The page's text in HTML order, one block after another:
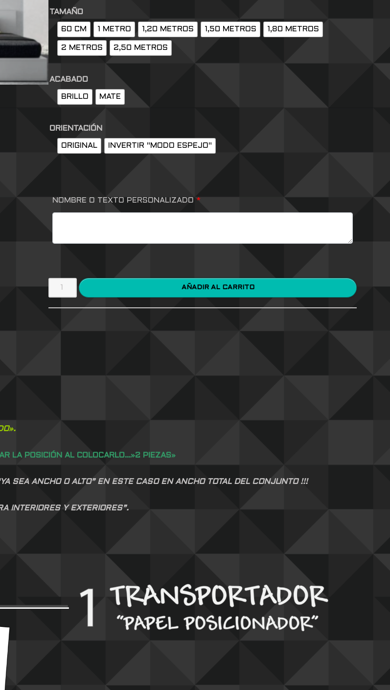
TAMAÑO
60 CM 1 METRO 1,20 METROS 1,50 METROS 1,80 METROS
2 METROS 2,50 METROS
ACABADO
BRILLO MATE
ORIENTACIÓN
ORIGINAL INVERTIR "MODO ESPEJO"
NOMBRE O TEXTO PERSONALIZADO *
AÑADIR AL CARRITO
LA POSICIÓN AL COLOCARLO…»2 PIEZAS»
SEA ANCHO O ALTO” EN ESTE CASO EN ANCHO TOTAL DEL CONJUNTO !!!
INTERIORES Y EXTERIORES”.